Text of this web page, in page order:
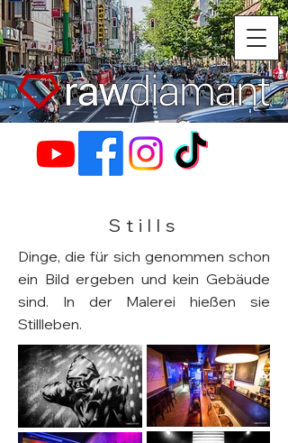
Stills
Dinge, die für sich genommen schon
ein Bild ergeben und kein Gebäude
sind. In der Malerei hießen sie
Stillleben.